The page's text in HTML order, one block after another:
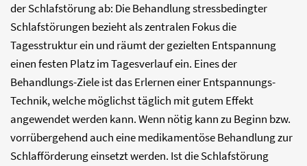
der Schlafstörung ab: Die Behandlung stressbedingter
Schlafstörungen bezieht als zentralen Fokus die
Tagesstruktur ein und räumt der gezielten Entspannung
einen festen Platz im Tagesverlauf ein. Eines der
Behandlungs-Ziele ist das Erlernen einer Entspannungs-
Technik, welche möglichst täglich mit gutem Effekt
angewendet werden kann. Wenn nötig kann zu Beginn bzw.
vorrübergehend auch eine medikamentöse Behandlung zur
Schlafförderung einsetzt werden. Ist die Schlafstörung